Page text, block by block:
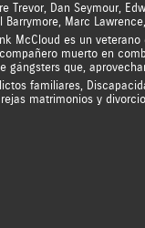
Trevor, Dan Seymour,
Barrymore, Marc Lawrence,
McCloud es un veterano
muerto en
gángsters que,
familiares,
matrimonios y